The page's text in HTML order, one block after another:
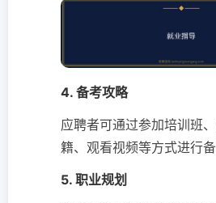
4. 备考攻略
应聘者可通过参加培训班
籍、观看视频等方式进行备
5. 职业规划